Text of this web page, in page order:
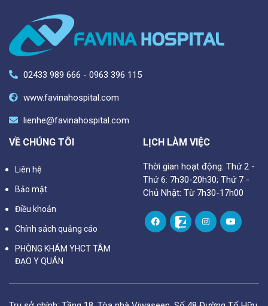
02433 989 666 - 0963 396 115
www.favinahospital.com
lienhe@favinahospital.com
VỀ CHÚNG TÔI
Liên hệ
Bảo mật
Điều khoản
Chính sách quảng cáo
PHÒNG KHÁM YHCT TÂM
ĐẠO Y QUÁN
LỊCH LÀM VIỆC
Thời gian hoạt động: Thứ 2 -
Thứ 6: 7h30-20h30; Thứ 7 -
Chủ Nhật: Từ 7h30-17h00